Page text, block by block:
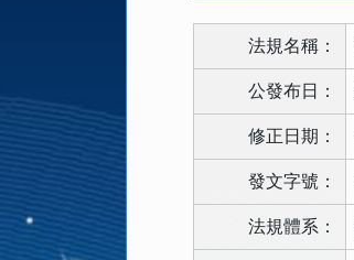
法規名稱：
公發布日：
修正日期：
發文字號：
法規體系：